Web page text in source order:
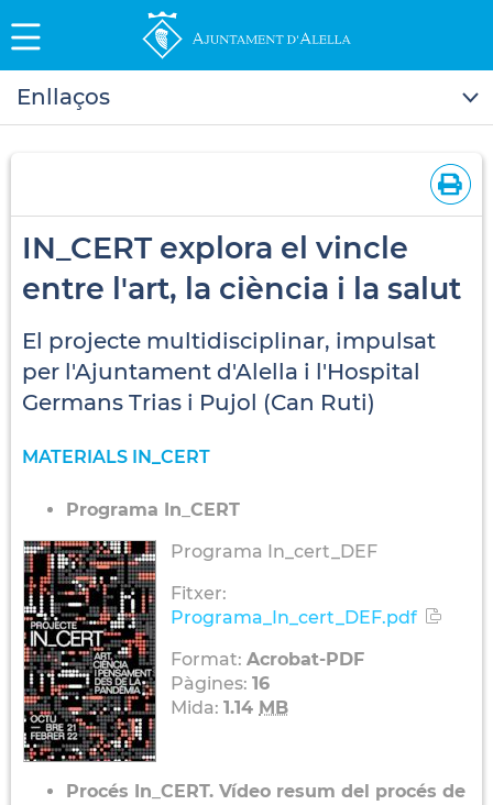
Enllaços
IN_CERT explora el vincle
entre l'art, la ciència i la salut
El projecte multidisciplinar, impulsat
per l'Ajuntament d'Alella i l'Hospital
Germans Trias i Pujol (Can Ruti)
MATERIALS IN_CERT
Programa In_CERT
Programa In_cert_DEF
Fitxer:
Programa_In_cert_DEF.pdf
Format: Acrobat-PDF
Pàgines: 16
Mida: 1.14 MB
Procés In_CERT. Vídeo resum del procés de